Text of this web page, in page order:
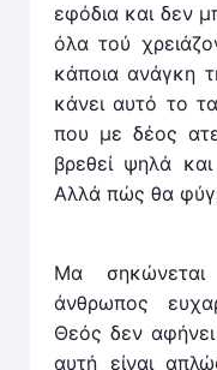
εφόδια και δεν
όλα τού
κάποια ανάγκη
κάνει αυτό το
που με δέος
βρεθεί ψηλά
Αλλά πώς θα
Μα
άνθρωπος
Θεός δεν
αυτή είναι